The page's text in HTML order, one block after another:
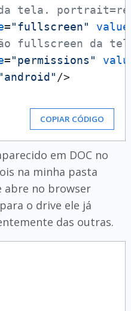
tela.
="fullscreen" value
fullscreen da
="permissions"
"android" />
COPIAR CÓDIGO
em DOC no
na minha pasta
abre no browser
o drive ele já
das outras.